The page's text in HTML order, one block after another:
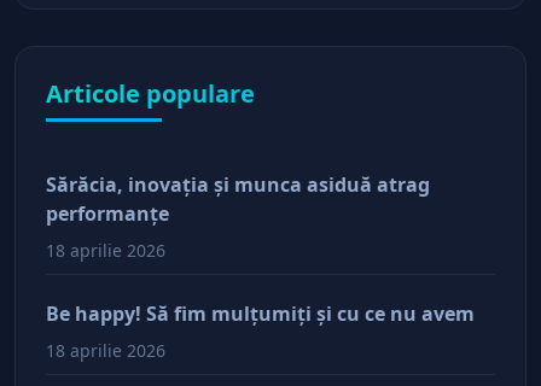
Articole populare
Sărăcia, inovaţia şi munca asiduă atrag
performanţe
18 aprilie 2026
Be happy! Să fim mulţumiţi şi cu ce nu avem
18 aprilie 2026